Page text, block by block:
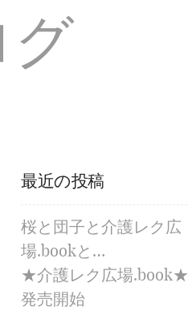
最近の投稿
桜と団子と介護レク広
場.bookと…
★介護レク広場
発売開始